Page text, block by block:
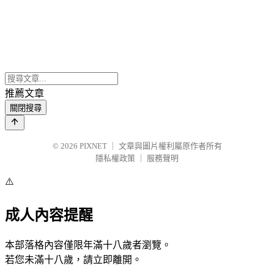
推薦文章
關閉搜尋
© 2026 PIXNET
文章與圖片權利屬原作者所有
隱私權政策
服務聲明
⚠️
成人內容提醒
本部落格內容僅限年滿十八歲者瀏覽。
若您未滿十八歲，請立即離開。